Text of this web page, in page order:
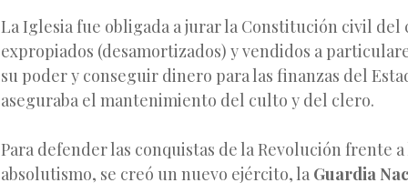
La Iglesia fue obligada a jurar la Constitución civil del
expropiados (desamortizados) y vendidos a
su poder y conseguir dinero para las finanzas del
aseguraba el mantenimiento del culto y del clero.
Para defender las conquistas de la Revolución frente
absolutismo, se creó un nuevo ejército, la Guardia